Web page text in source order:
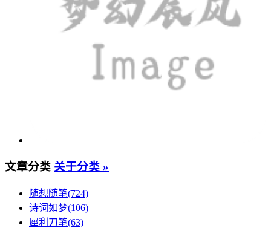
文章分类 关于分类 »
随想随笔(724)
诗词如梦(106)
犀利刀笔(63)